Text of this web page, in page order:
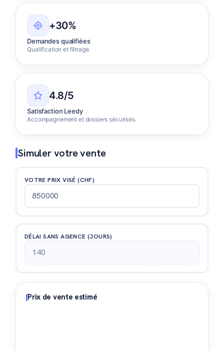
+30%
Demandes qualifiées
Qualification et filtrage.
4.8/5
Satisfaction Leedy
Accompagnement et dossiers sécurisés.
Simuler votre vente
VOTRE PRIX VISÉ (CHF)
DÉLAI SANS AGENCE (JOURS)
Prix de vente estimé